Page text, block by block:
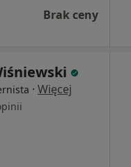
Brak ceny
· Więcej